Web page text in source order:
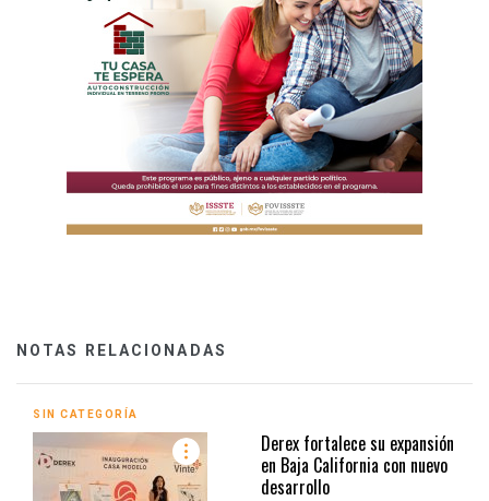
NOTAS RELACIONADAS
SIN CATEGORÍA
Derex fortalece su expansión
en Baja California con nuevo
desarrollo